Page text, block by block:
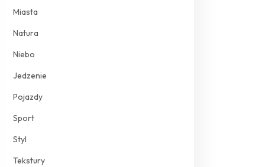
Miasta
Natura
Niebo
Jedzenie
Pojazdy
Sport
Styl
Tekstury